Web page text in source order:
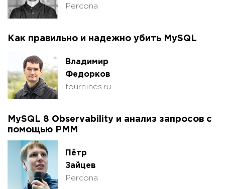
Percona
Как правильно и надежно убить MySQL
Владимир
Федорков
fournines.ru
MySQL 8 Observability и анализ запросов с
помощью PMM
Пётр
Зайцев
Percona